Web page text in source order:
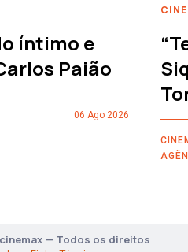
íntimo e
Paião
06 Ago 2026
— Todos os direitos